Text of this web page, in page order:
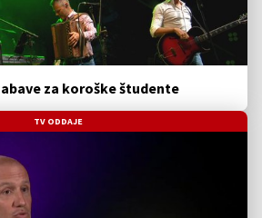
za koroške študente
TV ODDAJE